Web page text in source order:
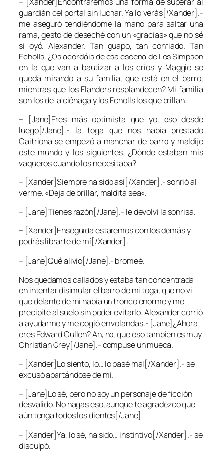
– [Xander]Encontraremos una forma de superar al
guardián del portal sin luchar. Ya lo verás[/Xander].-
me aseguró tendiéndome la mano para saltar una
rama, gesto de deseché con un «gracias» que no sé
si oyó. Alexander. Tan guapo, tan confiado. Tan
Echolls. ¿Os acordáis de esa escena de Los Simpson
en la que van a bautizar a los críos y Maggie se
queda mirando a su familia, que está en el barro,
mientras que los Flanders resplandecen? Mi familia
son los de la ciénaga y los Echolls los que brillan.
– [Jane]Eres más optimista que yo, eso desde
luego[/Jane].- la toga que nos había prestado
Caitriona se empezó a manchar de barro y maldije
este mundo y los siguientes. ¿Dónde estaban mis
vaqueros cuando los necesitaba?
– [Xander]Siempre ha sido así[/Xander].- sonrió al
verme. «Deja de brillar, maldita sea«.
– [Jane]Tienes razón[/Jane].- le devolví la sonrisa.
– [Xander]Enseguida estaremos con los demás y
podrás librarte de mí[/Xander].
– [Jane]Qué alivio[/Jane].- bromeé.
Nos quedamos callados y estaba tan concentrada
en intentar disimular el barro de mi toga, que no vi
que delante de mí había un tronco enorme y me
precipité al suelo sin poder evitarlo. Alexander corrió
a ayudarme y me cogió en volandas.- [Jane]¿Ahora
eres Edward Cullen? Ah, no, que eso también es muy
Christian Grey[/Jane].- compuse un mueca.
– [Xander]Lo siento, lo… lo pasé mal[/Xander].- se
excusó apartándose de mí.
– [Jane]Lo sé, pero no soy un personaje de ficción
desvalido. No hagas eso, aunque te agradezco que
aún tenga todos los dientes[/Jane].
– [Xander]Ya, lo sé, ha sido… instintivo[/Xander].- se
disculpó.